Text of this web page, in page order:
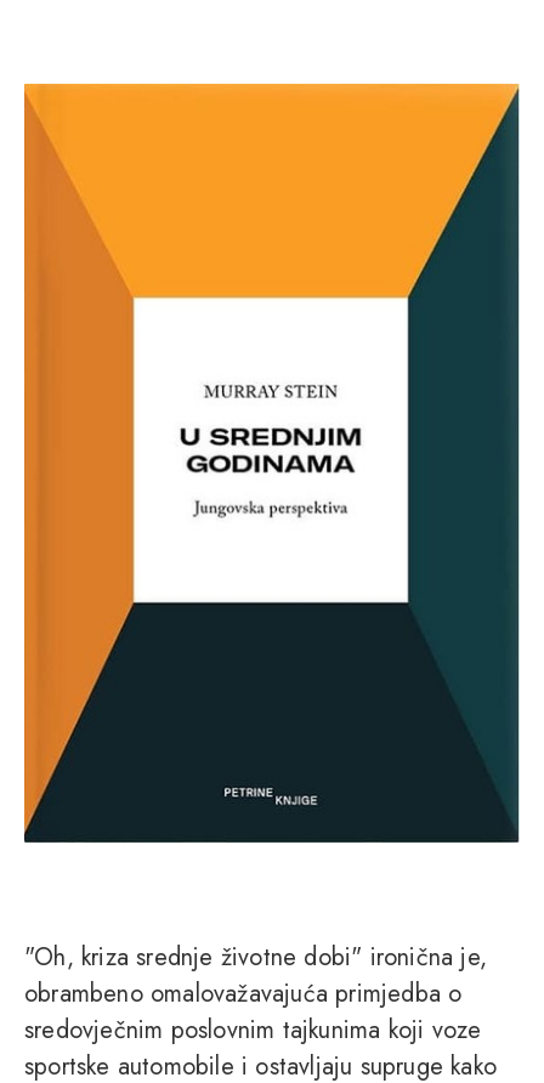
"Oh, kriza srednje životne dobi" ironična je,
obrambeno omalovažavajuća primjedba o
sredovječnim poslovnim tajkunima koji voze
sportske automobile i ostavljaju supruge kako